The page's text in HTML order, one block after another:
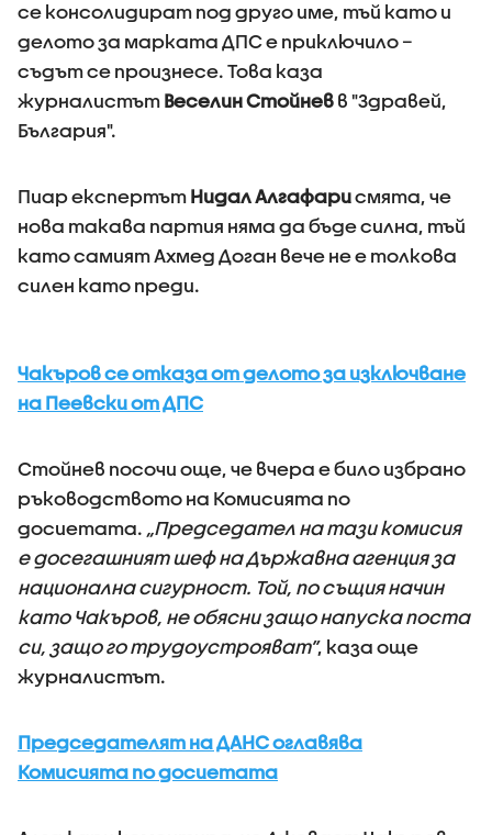
се консолидират под друго име, тъй като и
делото за марката ДПС е приключило –
съдът се произнесе. Това каза
журналистът Веселин Стойнев в "Здравей,
България".
Пиар експертът Нидал Алгафарисмята, че
нова такава партия няма да бъде силна, тъй
като самият Ахмед Доган вече не е толкова
силен като преди.
Чакъров се отказа от делото за изключване
на Пеевски от ДПС
Стойнев посочи още, че вчера е било избрано
ръководството на Комисията по
досиетата. „Председател на тази комисия
е досегашният шеф на Държавна агенция за
национална сигурност. Той, по същия начин
като Чакъров, не обясни защо напуска поста
си, защо го трудоустрояват”, каза още
журналистът.
Председателят на ДАНС оглавява
Комисията по досиетата